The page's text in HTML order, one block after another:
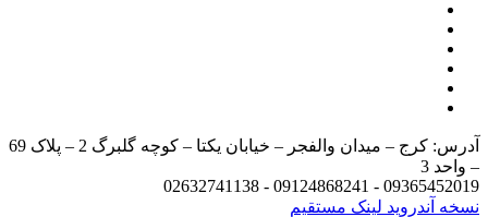
آدرس: کرج – میدان والفجر – خیابان یکتا – کوچه گلبرگ 2 – پلاک 69
3
09365452019 - 09124868241 -
آندرویدلینک مستقیم